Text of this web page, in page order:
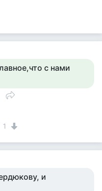
с нами
1
и